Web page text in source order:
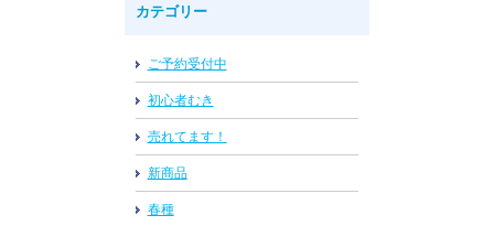
カテゴリー
ご予約受付中
初心者むき
売れてます！
新商品
春種